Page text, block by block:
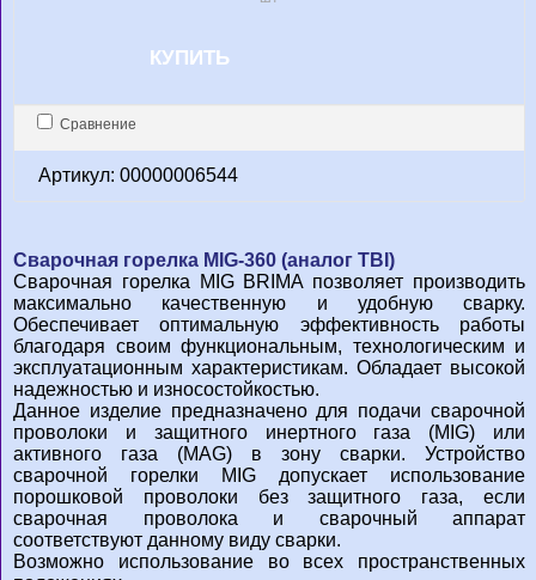
КУПИТЬ
Сравнение
Артикул: 00000006544
Сварочная горелка MIG-360 (аналог TBI)
Сварочная горелка MIG BRIMA позволяет производить
максимально качественную и удобную сварку.
Обеспечивает оптимальную эффективность работы
благодаря своим функциональным, технологическим и
эксплуатационным характеристикам. Обладает высокой
надежностью и износостойкостью.
Данное изделие предназначено для подачи сварочной
проволоки и защитного инертного газа (MIG) или
активного газа (MAG) в зону сварки. Устройство
сварочной горелки MIG допускает использование
порошковой проволоки без защитного газа, если
сварочная проволока и сварочный аппарат
соответствуют данному виду сварки.
Возможно использование во всех пространственных